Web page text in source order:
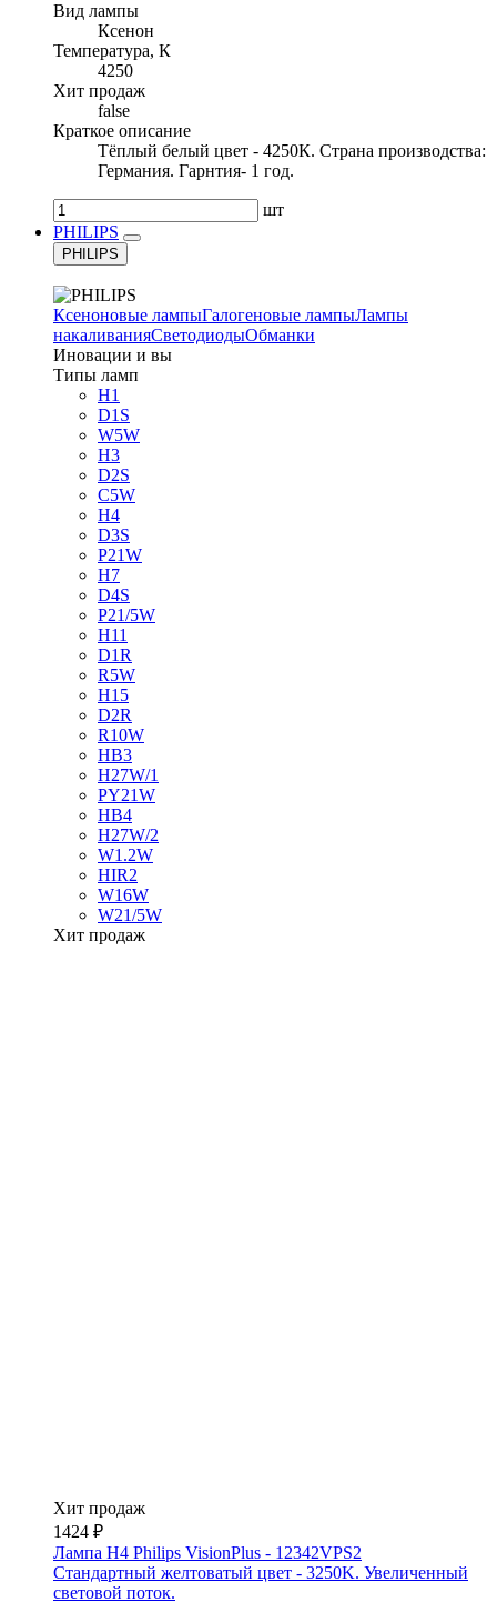
Вид лампы
Ксенон
Температура, К
4250
Хит продаж
false
Краткое описание
Тёплый белый цвет - 4250К. Страна производства:
Германия. Гарнтия- 1 год.
шт
PHILIPS
PHILIPS
Ксеноновые лампыГалогеновые лампыЛампы
накаливанияСветодиодыОбманки
Иновации и вы
Типы ламп
H1
D1S
W5W
H3
D2S
C5W
H4
D3S
P21W
H7
D4S
P21/5W
H11
D1R
R5W
H15
D2R
R10W
HB3
H27W/1
PY21W
HB4
H27W/2
W1.2W
HIR2
W16W
W21/5W
Хит продаж
Хит продаж
1424 ₽
Лампа H4 Philips VisionPlus - 12342VPS2
Стандартный желтоватый цвет - 3250K. Увеличенный
световой поток.